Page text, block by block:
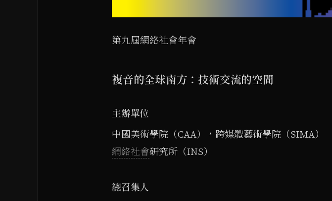
第九屆網絡社會年會
複音的全球南方：技術交流的空間
主辦單位
中國美術學院（CAA），跨媒體藝術學院（SIMA）
網絡社會研究所（INS）
總召集人